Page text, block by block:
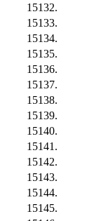
15132.
15133.
15134.
15135.
15136.
15137.
15138.
15139.
15140.
15141.
15142.
15143.
15144.
15145.